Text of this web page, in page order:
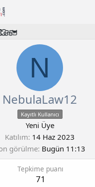
N
NebulaLaw12
Kayıtlı Kullanıcı
Yeni Üye
Katılım 14 Haz 2023
görülme Bugün 11:13
Tepkime puanı
71